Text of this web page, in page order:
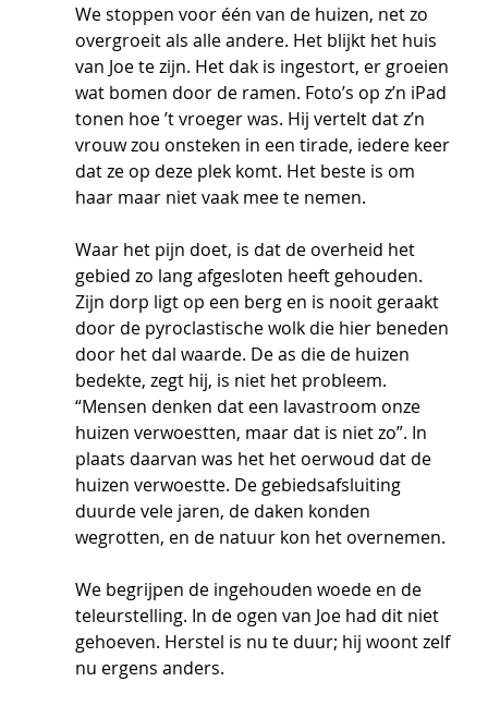
We stoppen voor één van de huizen, net zo
overgroeit als alle andere. Het blijkt het huis
van Joe te zijn. Het dak is ingestort, er groeien
wat bomen door de ramen. Foto’s op z’n iPad
tonen hoe ’t vroeger was. Hij vertelt dat z’n
vrouw zou onsteken in een tirade, iedere keer
dat ze op deze plek komt. Het beste is om
haar maar niet vaak mee te nemen.
Waar het pijn doet, is dat de overheid het
gebied zo lang afgesloten heeft gehouden.
Zijn dorp ligt op een berg en is nooit geraakt
door de pyroclastische wolk die hier beneden
door het dal waarde. De as die de huizen
bedekte, zegt hij, is niet het probleem.
“Mensen denken dat een lavastroom onze
huizen verwoestten, maar dat is niet zo”. In
plaats daarvan was het het oerwoud dat de
huizen verwoestte. De gebiedsafsluiting
duurde vele jaren, de daken konden
wegrotten, en de natuur kon het overnemen.
We begrijpen de ingehouden woede en de
teleurstelling. In de ogen van Joe had dit niet
gehoeven. Herstel is nu te duur; hij woont zelf
nu ergens anders.